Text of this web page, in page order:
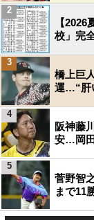
【
校」完
2
橋上巨
運…“肝
3
阪神藤
安…岡田
4
菅野智
まで11
5